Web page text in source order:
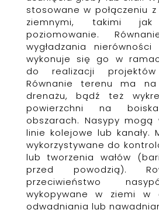
stosowane w połączeniu
ziemnymi, takimi
poziomowanie.
wygładzania
wykonuje się go w
do realizacji projektów
Równanie terenu ma
drenażu, bądź też
powierzchni na
obszarach. Nasypy mogą
linie kolejowe lub kanały.
wykorzystywane do
lub tworzenia wałów
przed powodzią).
przeciwieństwo
wykopywane w ziemi w
odwadniania lub